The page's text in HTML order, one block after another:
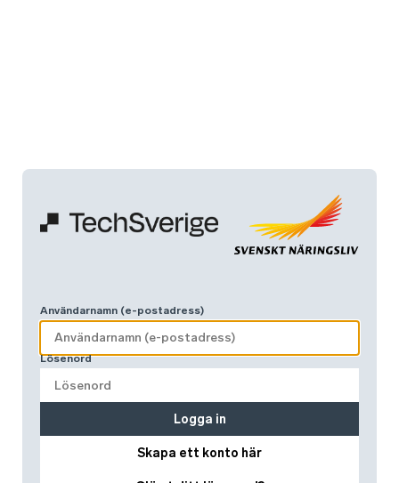
Användarnamn (e-postadress)
Lösenord
Skapa ett konto här
Logga in